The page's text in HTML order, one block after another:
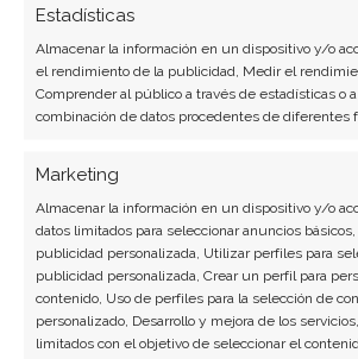
Estadísticas
Almacenar la información en un dispositivo y/o
el rendimiento de la publicidad, Medir el
Comprender al público a través de estadísticas o
combinación de datos procedentes de diferentes
Marketing
Almacenar la información en un dispositivo y/o
datos limitados para seleccionar anuncios
publicidad personalizada, Utilizar perfiles para
publicidad personalizada, Crear un perfil para
contenido, Uso de perfiles para la selección de
personalizado, Desarrollo y mejora de los
limitados con el objetivo de seleccionar el
hardware, software empresarial y
la nube.
Ver todos los